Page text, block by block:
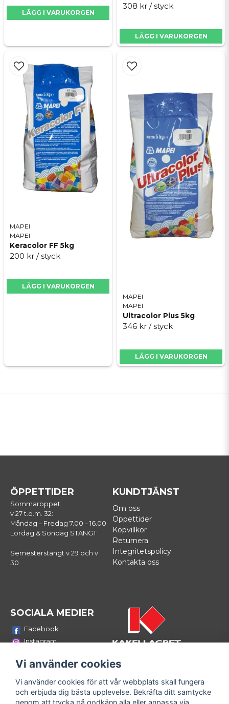
LÄGG I VARUKORGEN
308 kr / styck
LÄGG I VARUKORGEN
MAPEI
MAPEI
Keracolor FF 5kg
200 kr / styck
LÄGG I VARUKORGEN
MAPEI
MAPEI
Ultracolor Plus 5kg
346 kr / styck
LÄGG I VARUKORGEN
ÖPPETTIDER
Sommaröppet:
v 27 t.o.m. 32:
Måndag – Fredag 7.00 – 16.00
Lördag & Söndag STÄNGT
Semesterstängt v 29 och v
30
KUNDTJÄNST
Om oss
Öppettider
Köpvillkor
Returnera
Integritetspolicy
Kontakta oss
SOCIALA MEDIER
Facebook
Instagram
LinkedIn
Bli medlem i vårt nyhetsbrev
email
Vi använder cookies
Vi använder cookies för att vår webbplats skall fungera
och erbjuda dig bästa upplevelse. Bekräfta ditt samtycke
genom att trycka på godkänn alla eller anpassa via